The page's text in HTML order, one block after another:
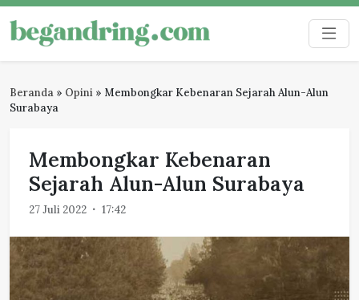
Skip
to
content
Begandring
Menjaga ingatan untuk masa depan
Beranda » Opini » Membongkar Kebenaran Sejarah Alun-Alun
Surabaya
Membongkar Kebenaran
Sejarah Alun-Alun Surabaya
27 Juli 2022 17:42